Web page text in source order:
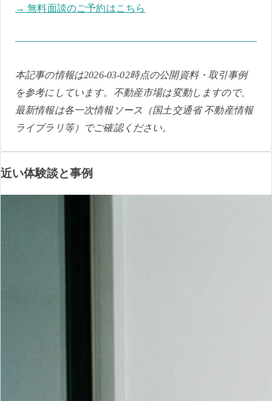
→ 無料面談のご予約はこちら
本記事の情報は2026-03-02時点の公開資料・取引事例
を参考にしています。不動産市場は変動しますので、
最新情報は各一次情報ソース（国土交通省 不動産情報
ライブラリ等）でご確認ください。
近い体験談と事例